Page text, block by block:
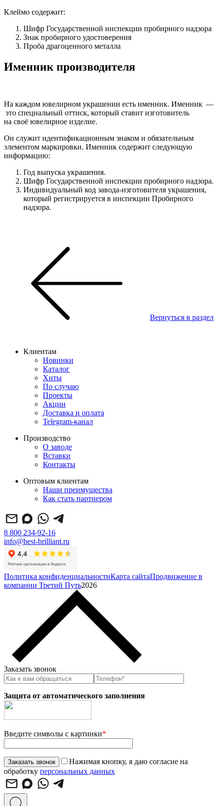
Клеймо содержит:
Шифр Государственной инспекции пробирного надзора
Знак пробирного удостоверения
Проба драгоценного металла
Именник производителя
На каждом ювелирном украшении есть именник. Именник —
это специальный оттиск, который ставит изготовитель
на своё ювелирное изделие.
Он служит идентификационным знаком и обязательным
элементом маркировки. Именник содержит следующую
информацию:
Год выпуска украшения.
Шифр Государственной инспекции пробирного надзора.
Индивидуальный код завода-изготовителя украшения,
который регистрируется в инспекции Пробирного
надзора.
Вернуться в раздел
Клиентам
Новинки
Каталог
Хиты
По случаю
Проекты
Акции
Доставка и оплата
Telegram-канал
Производство
О заводе
Вставки
Контакты
Оптовым клиентам
Наши преимущества
Как стать партнером
8 800 234-92-16
info@best-brilliant.ru
Политика конфиденциальностиКарта сайтаПродвижение в
компании Третий Путь2026
Заказать звонок
Защита от автоматического заполнения
Введите символы с картинки*
Нажимая кнопку, я даю согласие на
обработку персональных данных